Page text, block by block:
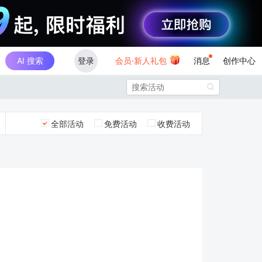
AI 搜索 登录 会员·新人礼包 消息 创作中心

全部活动 免费活动 收费活动